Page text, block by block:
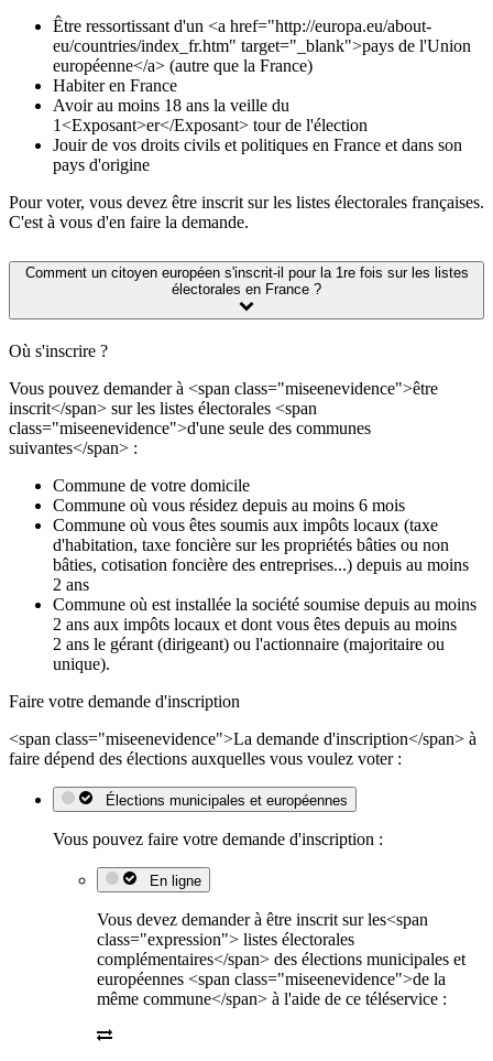
Être ressortissant d'un <a href="http://europa.eu/about-
eu/countries/index_fr.htm" target="_blank">pays de l'Union
européenne</a> (autre que la France)
Habiter en France
Avoir au moins 18 ans la veille du
1<Exposant>er</Exposant> tour de l'élection
Jouir de vos droits civils et politiques en France et dans son
pays d'origine
Pour voter, vous devez être inscrit sur les listes électorales françaises.
C'est à vous d'en faire la demande.
Comment un citoyen européen s'inscrit-il pour la 1re fois sur les listes
électorales en France ?
Où s'inscrire ?
Vous pouvez demander à <span class="miseenevidence">être
inscrit</span> sur les listes électorales <span
class="miseenevidence">d'une seule des communes
suivantes</span> :
Commune de votre domicile
Commune où vous résidez depuis au moins 6 mois
Commune où vous êtes soumis aux impôts locaux (taxe
d'habitation, taxe foncière sur les propriétés bâties ou non
bâties, cotisation foncière des entreprises...) depuis au moins
2 ans
Commune où est installée la société soumise depuis au moins
2 ans aux impôts locaux et dont vous êtes depuis au moins
2 ans le gérant (dirigeant) ou l'actionnaire (majoritaire ou
unique).
Faire votre demande d'inscription
<span class="miseenevidence">La demande d'inscription</span> à
faire dépend des élections auxquelles vous voulez voter :
Élections municipales et européennes
Vous pouvez faire votre demande d'inscription :
En ligne
Vous devez demander à être inscrit sur les<span
class="expression"> listes électorales
complémentaires</span> des élections municipales et
européennes <span class="miseenevidence">de la
même commune</span> à l'aide de ce téléservice :